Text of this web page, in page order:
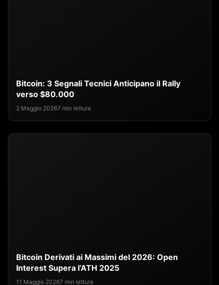
Bitcoin: 3 Segnali Tecnici Anticipano il Rally
verso $80.000
2 Maggio 20267 min lettura
Bitcoin Derivati ai Massimi del 2026: Open
Interest Supera l’ATH 2025
11 Maggio 20267 min lettura